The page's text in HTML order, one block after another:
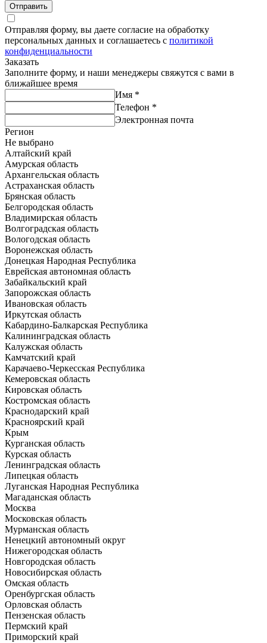
Отправить
Отправляя форму, вы даете согласие на обработку
персональных данных и соглашаетесь с политикой
конфиденциальности
Заказать
Заполните форму, и наши менеджеры свяжутся с вами в
ближайшее время
Имя *
Телефон *
Электронная почта
Регион
Не выбрано
Алтайский край
Амурская область
Архангельская область
Астраханская область
Брянская область
Белгородская область
Владимирская область
Волгоградская область
Вологодская область
Воронежская область
Донецкая Народная Республика
Еврейская автономная область
Забайкальский край
Запорожская область
Ивановская область
Иркутская область
Кабардино-Балкарская Республика
Калининградская область
Калужская область
Камчатский край
Карачаево-Черкесская Республика
Кемеровская область
Кировская область
Костромская область
Краснодарский край
Красноярский край
Крым
Курганская область
Курская область
Ленинградская область
Липецкая область
Луганская Народная Республика
Магаданская область
Москва
Московская область
Мурманская область
Ненецкий автономный округ
Нижегородская область
Новгородская область
Новосибирская область
Омская область
Оренбургская область
Орловская область
Пензенская область
Пермский край
Приморский край